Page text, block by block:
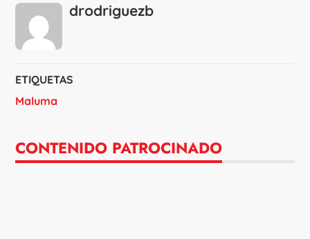
drodriguezb
ETIQUETAS
Maluma
CONTENIDO PATROCINADO